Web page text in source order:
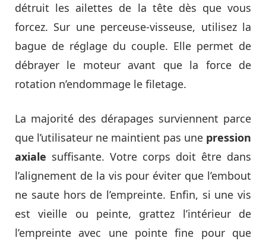
détruit les ailettes de la tête dès que vous
forcez. Sur une perceuse-visseuse, utilisez la
bague de réglage du couple. Elle permet de
débrayer le moteur avant que la force de
rotation n’endommage le filetage.
La majorité des dérapages surviennent parce
que l’utilisateur ne maintient pas une pression
axiale suffisante. Votre corps doit être dans
l’alignement de la vis pour éviter que l’embout
ne saute hors de l’empreinte. Enfin, si une vis
est vieille ou peinte, grattez l’intérieur de
l’empreinte avec une pointe fine pour que